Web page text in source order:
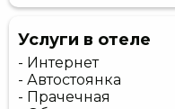
Услуги в отеле
- Интернет
- Автостоянка
- Прачечная